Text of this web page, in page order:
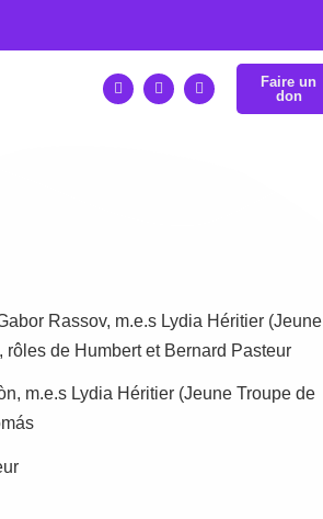
Faire un
don
Rassov, m.e.s Lydia Héritier (Jeune
de Humbert et Bernard Pasteur
m.e.s Lydia Héritier (Jeune Troupe de